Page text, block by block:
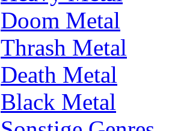
Doom Metal
Thrash Metal
Death Metal
Black Metal